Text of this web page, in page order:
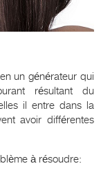
un générateur qui
résultant du
il entre dans la
avoir différentes
à résoudre: